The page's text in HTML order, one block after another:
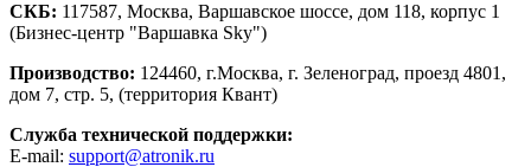
СКБ: 117587, Москва, Варшавское шоссе, дом 118, корпус 1
(Бизнес-центр "Варшавка Sky")
Производство: 124460, г.Москва, г. Зеленоград, проезд 4801,
дом 7, стр. 5, (территория Квант)
Служба технической поддержки:
E-mail: support@atronik.ru